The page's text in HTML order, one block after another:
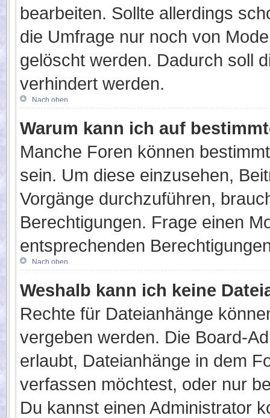
bearbeiten. Sollte allerdings
die Umfrage nur noch von
gelöscht werden. Dadurch soll
verhindert werden.
Nach oben
Warum kann ich auf
Manche Foren können
sein. Um diese einzusehen,
Vorgänge durchzuführen,
Berechtigungen. Frage einen
entsprechenden
Nach oben
Weshalb kann ich keine
Rechte für Dateianhänge
vergeben werden. Die Board-
erlaubt, Dateianhänge in dem
verfassen möchtest, oder nur
Du kannst einen Administrator